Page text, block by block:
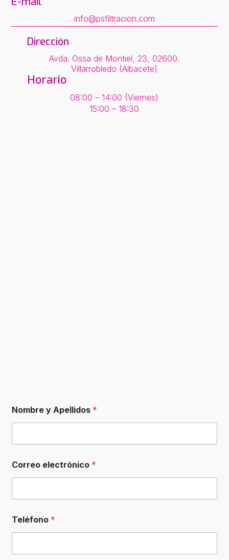
info@psfiltracion.com
Dirección
Avda. Ossa de Montiel, 23, 02600.
Villarrobledo (Albacete)
Horario
08:00 – 14:00 (Viernes)
15:00 – 18:30
Nombre y Apellidos *
d
e
o
b
r
e
Correo electrónico *
Teléfono *